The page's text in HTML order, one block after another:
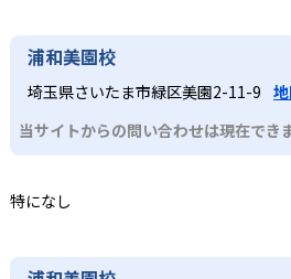
浦和美園校
埼玉県さいたま市緑区美園2-11-9
当サイトからの問い合わせは現在でき
特になし